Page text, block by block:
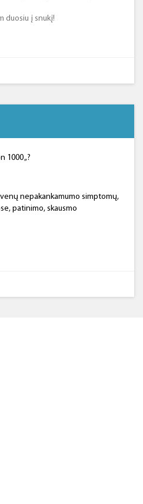
duosiu į snukį!
1000 „?
nepakankamumo simptomų,
patinimo, skausmo